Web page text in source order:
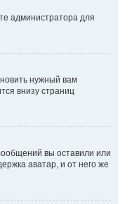
администратора для
нужный вам
внизу страниц
вы оставили или
аватар, и от него же